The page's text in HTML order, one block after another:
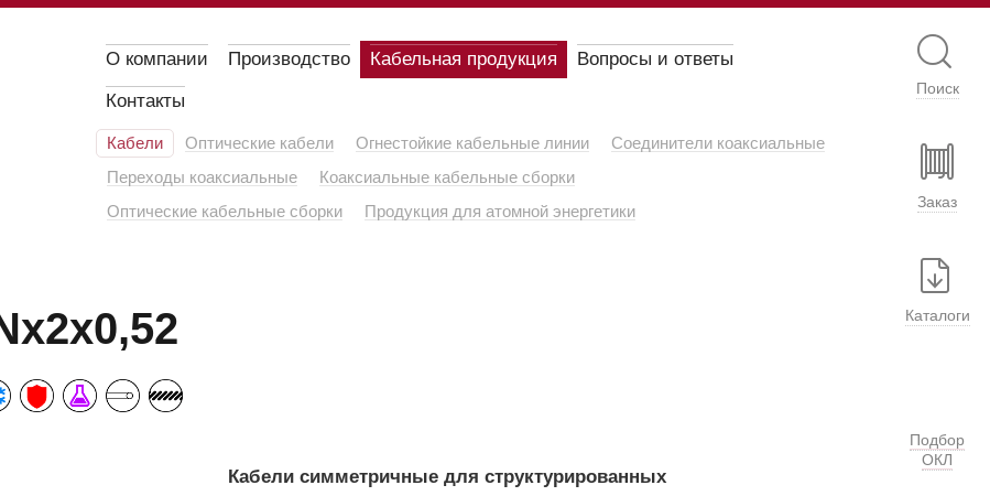
О компании Производство Кабельная продукция
Вопросы и ответы
Контакты
Кабели Оптические кабели Огнестойкие кабельные линии
Соединители коаксиальные
Переходы коаксиальные
Коаксиальные кабельные сборки
Оптические кабельные сборки
Продукция для атомной энергетики
Поиск
Заказ
Каталоги
Подбор
ОКЛ
Кабели симметричные для структурированных